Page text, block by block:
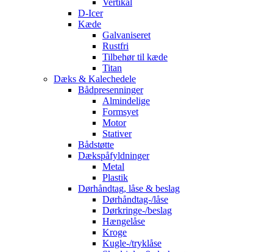
Vertikal
D-Icer
Kæde
Galvaniseret
Rustfri
Tilbehør til kæde
Titan
Dæks & Kalechedele
Bådpresenninger
Almindelige
Formsyet
Motor
Stativer
Bådstøtte
Dækspåfyldninger
Metal
Plastik
Dørhåndtag, låse & beslag
Dørhåndtag-/låse
Dørkringe-/beslag
Hængelåse
Kroge
Kugle-/tryklåse